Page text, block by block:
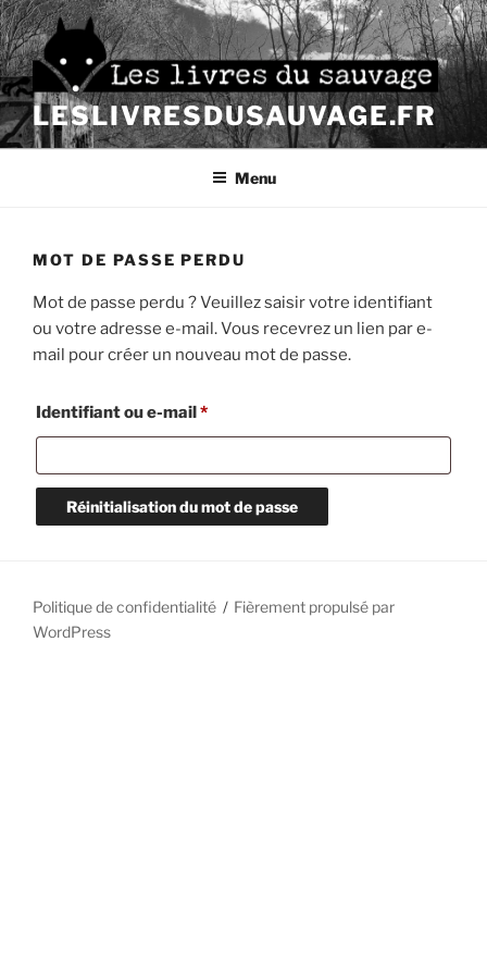
Aller
au
contenu
principal
LESLIVRESDUSAUVAGE.FR
Menu
MOT DE PASSE PERDU
Mot de passe perdu ? Veuillez saisir votre identifiant
ou votre adresse e-mail. Vous recevrez un lien par e-
mail pour créer un nouveau mot de passe.
Identifiant ou e-mail*Obligatoire
Réinitialisation du mot de passe
Politique de confidentialité
Fièrement propulsé par
WordPress